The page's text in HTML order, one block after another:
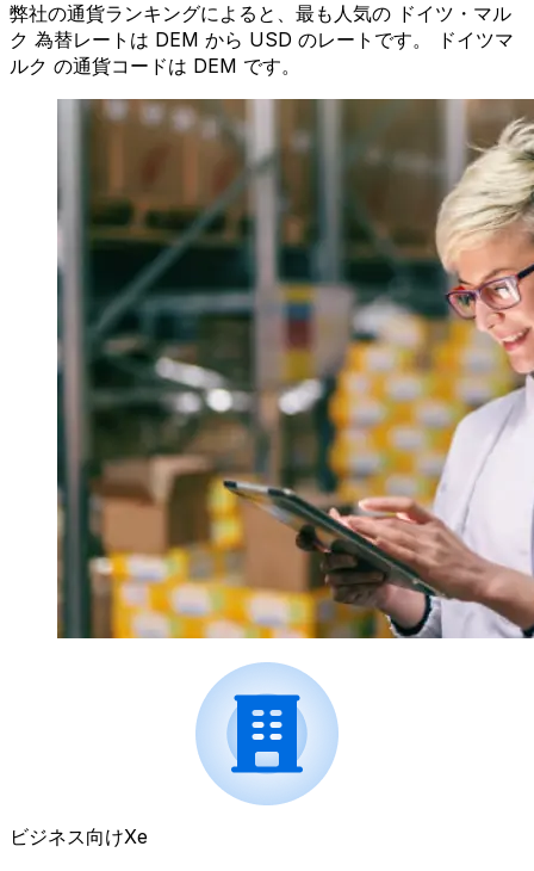
弊社の通貨ランキングによると、最も人気の ドイツ・マル
ク 為替レートは DEM から USD のレートです。 ドイツマ
ルク の通貨コードは DEM です。
ビジネス向けXe